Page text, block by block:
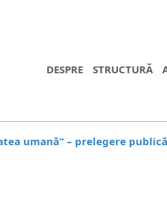
DESPRE STRUCTURĂ
umană” – prelegere